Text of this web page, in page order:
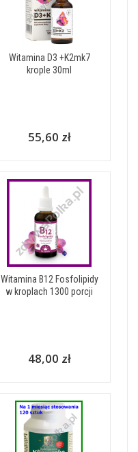
Witamina D3 +K2mk7
krople 30ml
55,60 zł
Witamina B12 Fosfolipidy
w kroplach 1300 porcji
48,00 zł